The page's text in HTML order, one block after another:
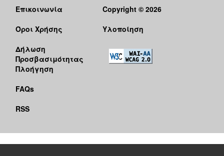
Επικοινωνία
Όροι Χρήσης
Δήλωση
Προσβασιμότητας
Πλοήγηση
FAQs
RSS
Copyright © 2026
Υλοποίηση